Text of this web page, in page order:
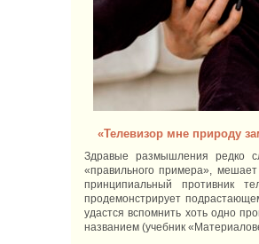
«Телевизор мне природу
Здравые размышления редко
«правильного примера»,
принципиальный противник
продемонстрирует
удастся вспомнить хоть одно
названием (учебник